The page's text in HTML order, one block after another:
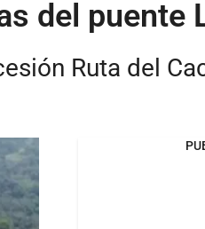
del puente
Ruta del